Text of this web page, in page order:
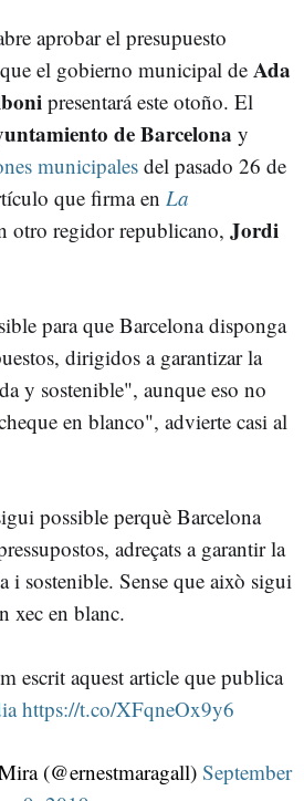
JAUME COLLBONI
aprobar el presupuesto
el gobierno municipal de Ada
presentará este otoño. El
de Barcelona y
municipales del pasado 26 de
que firma en La
otro regidor republicano, Jordi
para que Barcelona disponga
dirigidos a garantizar la
y sostenible", aunque eso no
en blanco", advierte casi al
possible perquè Barcelona
adreçats a garantir la
i sostenible. Sense que això sigui
xec en blanc.
escrit aquest article que publica
https://t.co/XFqneOx9y6
(@ernestmaragall) September